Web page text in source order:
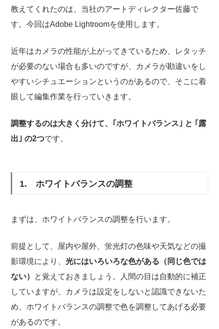
教えてくれたのは、当社のアートディレクター佐藤で
す。今回はAdobe Lightroomを使用します。
近年はカメラの性能が上がってきているため、レタッチ
が必要のない場合も多いのですが、カメラが勘違いをし
やすいシチュエーションというのがあるので、そこに着
眼して編集作業を行っていきます。
調整するのは大きく分けて、｢ホワイトバランス｣ と ｢露
出｣ の2つです。
1. ホワイトバランスの調整
まずは、ホワイトバランスの調整を行います。
前提として、屋内や屋外、蛍光灯の色味や天気などの撮
影環境により、光にはいろいろな色がある（同じ色では
ない） と覚えておきましょう。人間の目は自動的に補正
していますが、カメラは設定をしないと認識できないた
め、ホワイトバランスの調整で色を調整してあげる必要
があるのです。